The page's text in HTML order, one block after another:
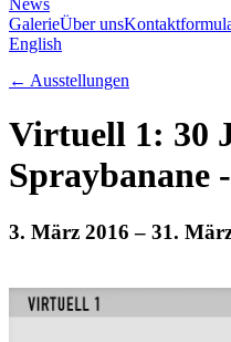
News
GalerieÜber uns
English
← Ausstellungen
Virtuell 1: 30
Spraybanane
3. März 2016 – 31.